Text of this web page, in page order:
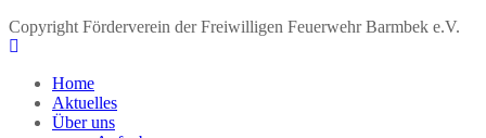
Copyright Förderverein der Freiwilligen Feuerwehr Barmbek e.V.
Home
Aktuelles
Über uns